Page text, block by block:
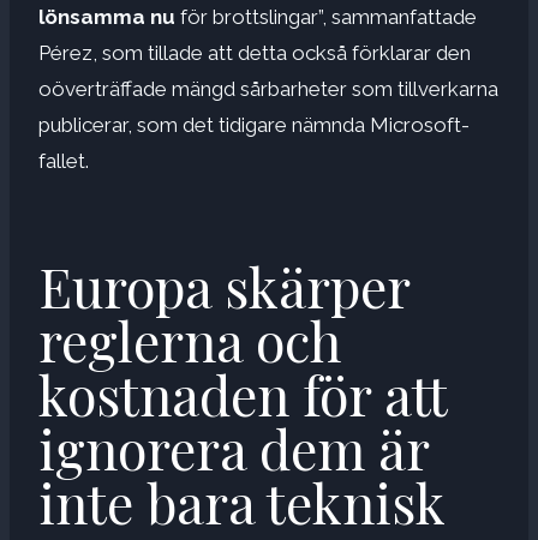
lönsamma nu för brottslingar”, sammanfattade
Pérez, som tillade att detta också förklarar den
oöverträffade mängd sårbarheter som tillverkarna
publicerar, som det tidigare nämnda Microsoft-
fallet.
Europa skärper
reglerna och
kostnaden för att
ignorera dem är
inte bara teknisk